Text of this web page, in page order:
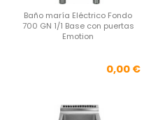
Baño maría Eléctrico Fondo
700 GN 1/1 Base con puertas
Emotion
0,00 €